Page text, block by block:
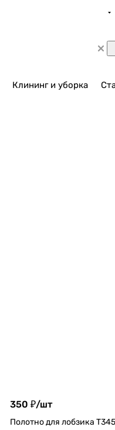
Клининг и уборка
350 ₽/шт
Полотно для лобзика